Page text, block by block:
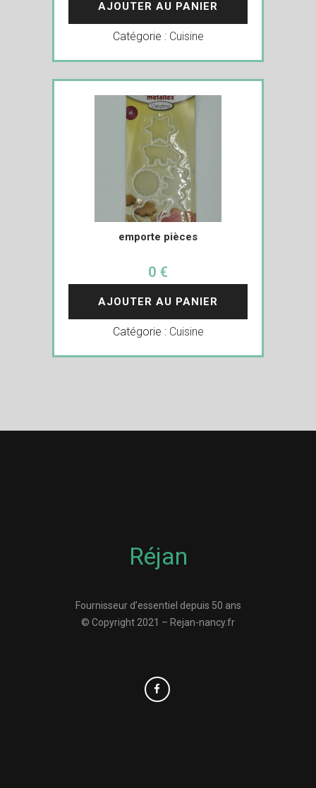
AJOUTER AU PANIER
Catégorie : Cuisine
emporte pièces
0 €
AJOUTER AU PANIER
Catégorie : Cuisine
Réjan
Fournisseur d’essentiel depuis 50 ans
© Copyright 2021 – Rejan-nancy.fr